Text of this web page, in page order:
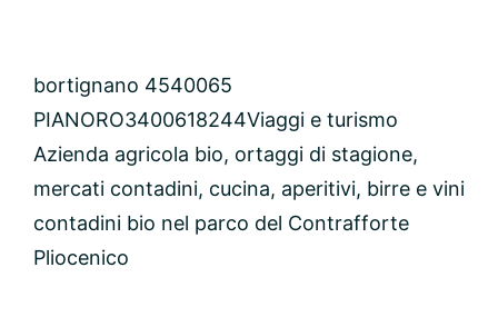
bortignano 4540065
PIANORO3400618244Viaggi e turismo
Azienda agricola bio, ortaggi di stagione,
mercati contadini, cucina, aperitivi, birre e vini
contadini bio nel parco del Contrafforte
Pliocenico